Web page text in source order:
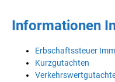
Informationen
Erbschaftssteuer
Kurzgutachten